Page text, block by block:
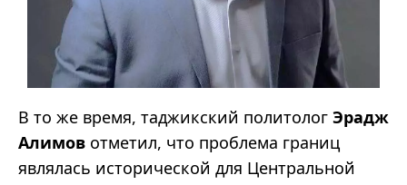
В то же время, таджикский политолог Эрадж
Алимов отметил, что проблема границ
являлась исторической для Центральной